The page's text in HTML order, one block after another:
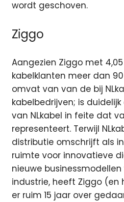
wordt geschoven.
Ziggo
Aangezien Ziggo met
kabelklanten meer dan
omvat van van de bij
kabelbedrijven; is
van NLkabel in feite dat
representeert. Terwijl
distributie omschrijft als
ruimte voor innovatieve
nieuwe
industrie, heeft Ziggo (en
er ruim 15 jaar over